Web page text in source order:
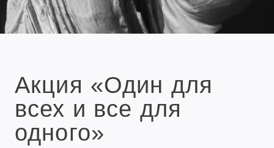
Акция «Один для
всех и все для
одного»